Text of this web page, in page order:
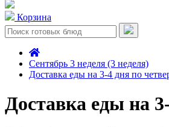
Корзина
Сентябрь 3 неделя (3 неделя)
Доставка еды на 3-4 дня по
Доставка еды на